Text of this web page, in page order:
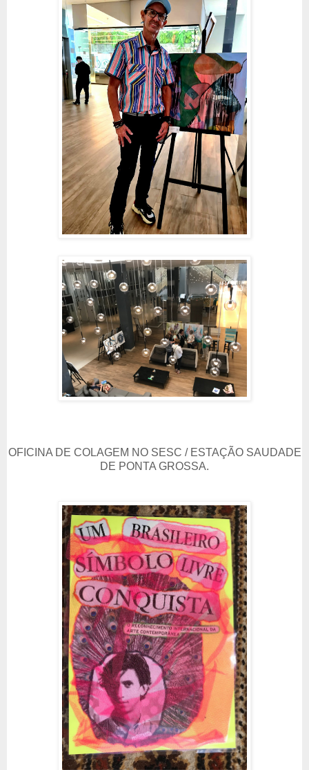
OFICINA DE COLAGEM NO SESC / ESTAÇÃO SAUDADE
DE PONTA GROSSA.